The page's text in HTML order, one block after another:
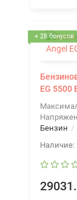
+ 28 бонусов
EG 5500
Бензин